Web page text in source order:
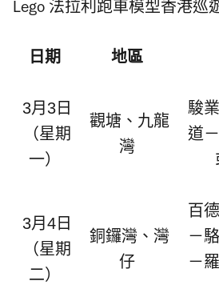
Lego 法拉利跑車模型香港巡
日期 地區
3月 3日
（星期
一）
觀塘、九龍
灣
駿
道
3月 4日
（星期
二）
銅鑼灣、灣
仔
百
－
－